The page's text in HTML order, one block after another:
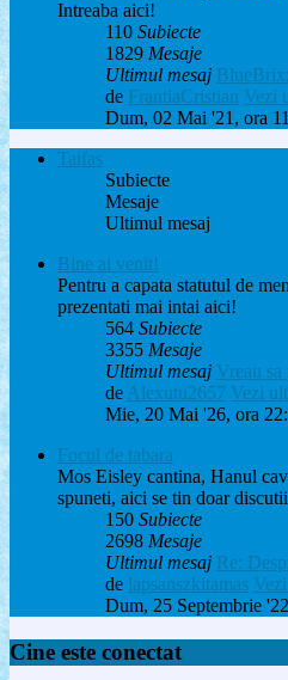
Intreaba aici!
110 Subiecte
1829 Mesaje
Ultimul mesaj
de FrantiaCristian Vezi
Dum, 02 Mai '21, ora
Taifas
Subiecte
Mesaje
Ultimul mesaj
Bine ai venit!
Pentru a capata statutul de
prezentati mai intai aici!
564 Subiecte
3355 Mesaje
Ultimul mesaj Vreau
de Alexutu2657 Vezi
Mie, 20 Mai '26, ora
Focul de tabara
Mos Eisley cantina, Hanul
spuneti, aici se tin doar
150 Subiecte
2698 Mesaje
Ultimul mesaj Re:
de lapsanszkitamas
Dum, 25 Septembrie
Cine este conectat